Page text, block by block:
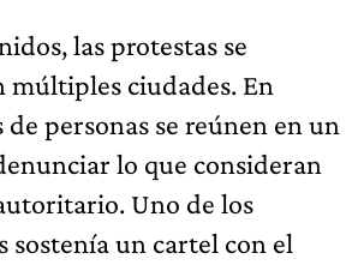
las protestas se
múltiples ciudades. En
personas se reúnen en un
lo que consideran
Uno de los
sostenía un cartel con el